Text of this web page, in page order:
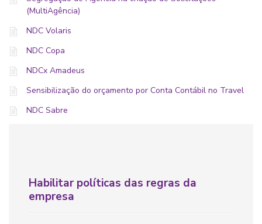
(MultiAgência)
NDC Volaris
NDC Copa
NDCx Amadeus
Sensibilização do orçamento por Conta Contábil no Travel
NDC Sabre
Habilitar políticas das regras da
empresa